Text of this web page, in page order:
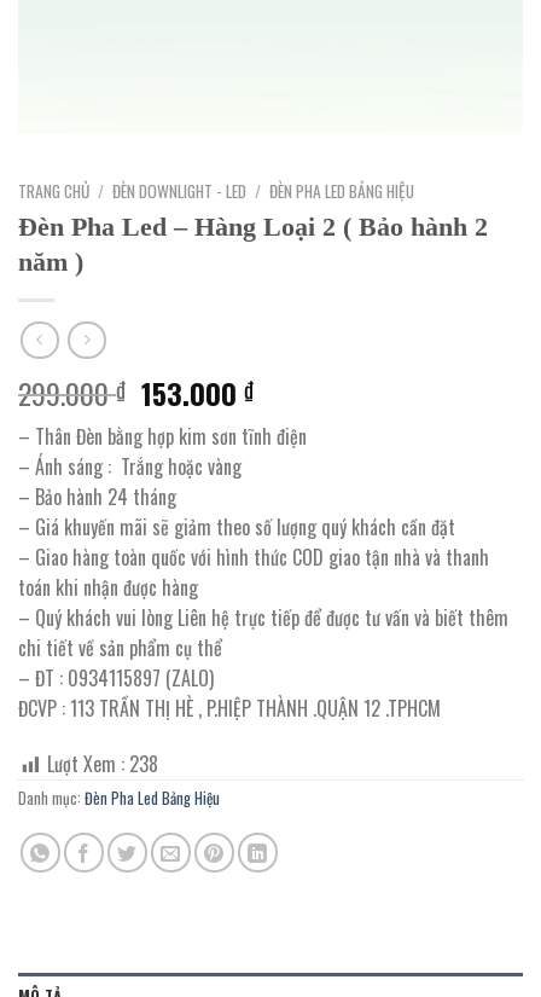
TRANG CHỦ / ĐÈN DOWNLIGHT - LED / ĐÈN PHA LED BẢNG HIỆU
Đèn Pha Led – Hàng Loại 2 ( Bảo hành 2
năm )
299.000₫ Giá
gốc
là:
299.000 ₫.
153.000₫Giá
hiện
tại
153.000 ₫.
– Thân Đèn bằng hợp kim sơn tĩnh điện
– Ánh sáng : Trắng hoặc vàng
– Bảo hành 24 tháng
– Giá khuyến mãi sẽ giảm theo số lượng quý khách cần đặt
– Giao hàng toàn quốc với hình thức COD giao tận nhà và thanh
toán khi nhận được hàng
– Quý khách vui lòng Liên hệ trực tiếp để được tư vấn và biết thêm
chi tiết về sản phẩm cụ thể
– ĐT : 0934115897 (ZALO)
ĐCVP : 113 TRẦN THỊ HÈ , P.HIỆP THÀNH .QUẬN 12 .TPHCM
Lượt Xem : 238
Danh mục: Đèn Pha Led Bảng Hiệu